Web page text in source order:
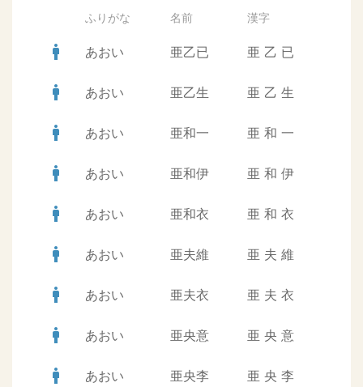
ふりがな 名前 漢字
man あおい 亜乙已 亜 乙 已
man あおい 亜乙生 亜 乙 生
man あおい 亜和一 亜 和 一
man あおい 亜和伊 亜 和 伊
man あおい 亜和衣 亜 和 衣
man あおい 亜夫維 亜 夫 維
man あおい 亜夫衣 亜 夫 衣
man あおい 亜央意 亜 央 意
man あおい 亜央李 亜 央 李